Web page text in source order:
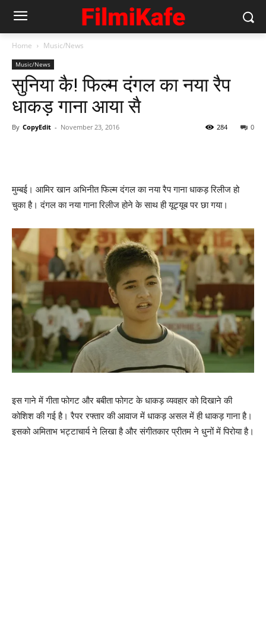
Home Music/News
Music/News
सुनिया कै! फिल्‍म दंगल का नया रैप
धाकड़ गाना आया सै
By CopyEdit - November 23, 2016 0
284
मुम्‍बई। आमिर खान अभिनीत फिल्‍म दंगल का नया रैप गाना धाकड़ रिलीज हो
चुका है। दंगल का नया गाना रिलीज होने के साथ ही यूट्यूब पर छा गया।
इस गाने में गीता फोगट और बबीता फोगट के धाकड़ व्‍यवहार को दिखाने की
कोशिश की गई है। रैपर रफ्तार की आवाज में धाकड़ असल में ही धाकड़ गाना है।
इसको अमिताभ भट्टाचार्य ने लिखा है और संगीतकार प्रीतम ने धुनों में पिरोया है।